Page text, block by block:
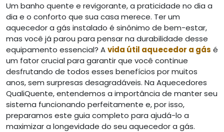
Um banho quente e revigorante, a praticidade no dia a
dia e o conforto que sua casa merece. Ter um
aquecedor a gás instalado é sinônimo de bem-estar,
mas você já parou para pensar na durabilidade desse
equipamento essencial? Avida útil aquecedor a gás é
um fator crucial para garantir que você continue
desfrutando de todos esses benefícios por muitos
anos, sem surpresas desagradáveis. Na Aquecedores
QualiQuente, entendemos a importância de manter seu
sistema funcionando perfeitamente e, por isso,
preparamos este guia completo para ajudá-lo a
maximizar a longevidade do seu aquecedor a gás.